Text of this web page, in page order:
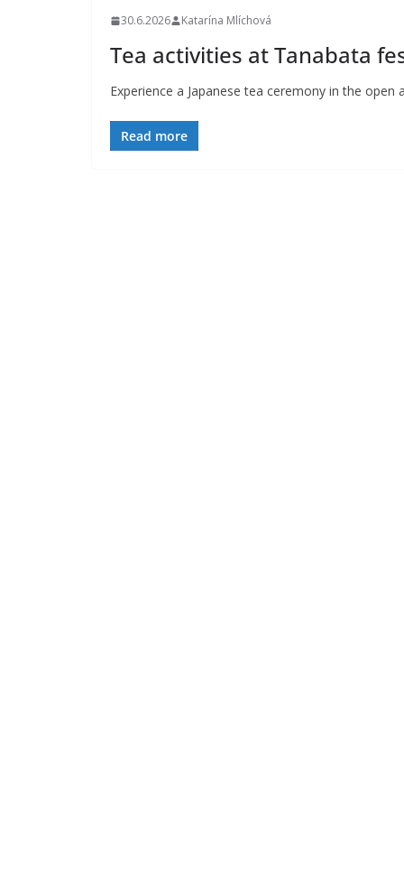
30.6.2026 Katarína Mlíchová
Tea activities at Tanabata
Experience a Japanese tea ceremony in the
Read more